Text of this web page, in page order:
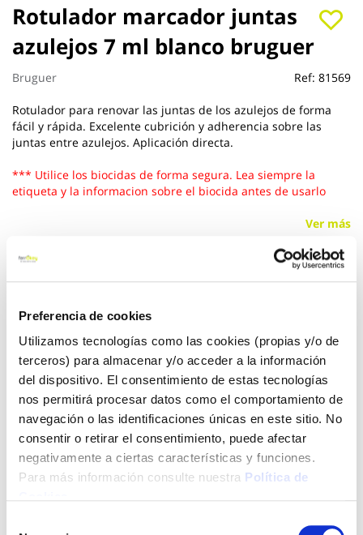
Preferencia de cookies
Utilizamos tecnologías como las cookies (propias y/o de
terceros) para almacenar y/o acceder a la información
del dispositivo. El consentimiento de estas tecnologías
nos permitirá procesar datos como el comportamiento de
navegación o las identificaciones únicas en este sitio. No
consentir o retirar el consentimiento, puede afectar
negativamente a ciertas características y funciones.
Para más información consulte nuestra Política de
Rotulador marcador juntas
azulejos 7 ml blanco bruguer
Bruguer Ref: 81569
Rotulador para renovar las juntas de los azulejos de forma
fácil y rápida. Excelente cubrición y adherencia sobre las
juntas entre azulejos. Aplicación directa.
*** Utilice los biocidas de forma segura. Lea siempre la
etiqueta y la informacion sobre el biocida antes de usarlo
Ver más
9,05 €
Añadir al carrito
Click&Collect - Recogida gratis
en nuestras tiendas
Envío a domicilio:
5 días hábiles
+ INFO
Saltar
al
comienzo
de
la
galería
de
imágenes